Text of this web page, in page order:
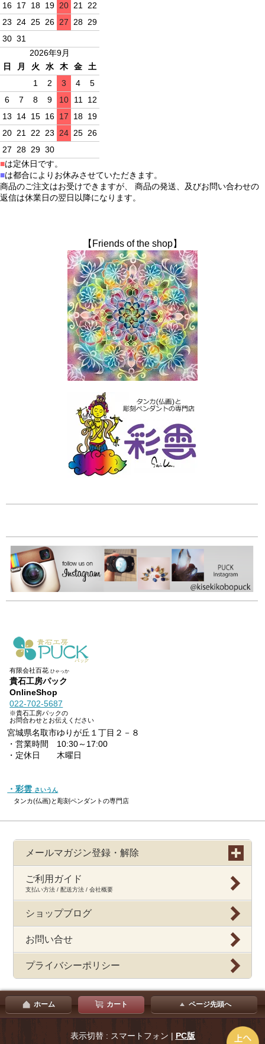
16 17 18 19 20 21
22
23
24 25 26 27 28 29
30 31
2026年9月
日
月 火 水 木 金
土
1
2 3 4
5
6
7 8 9 10 11
12
13
14 15 16 17 18 19
20 21 22 23 24 25 26
27
28 29 30
■は定休日です。
■は都合によりお休みさせていただきます。
商品のご注文はお受けできますが、 商品の発送、及びお問い合わせの
返信は休業日の翌日以降になります。
【Friends of the shop】
有限会社百花ひゃっか
貴石工房パック
OnlineShop
022-702-5687
※貴石工房パックの
お問合わせとお伝えください
宮城県名取市ゆりが丘１丁目２－８
・営業時間 10:30～17:00
・定休日 木曜日
・彩雲 さいうん
タンカ(仏画)と彫刻ペンダントの専門店
メールマガジン登録・解除
ご利用ガイド
支払い方法 / 配送方法 / 会社概要
ショップブログ
お問い合せ
プライバシーポリシー
ホーム カート ページ先頭へ
表示切替 : スマートフォン | PC版